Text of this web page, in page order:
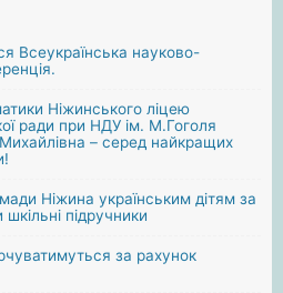
Всеукраїнська науково-
Ніжинського ліцею
ради при НДУ ім. М.Гоголя
– серед найкращих
Ніжина українським дітям за
підручники
за рахунок